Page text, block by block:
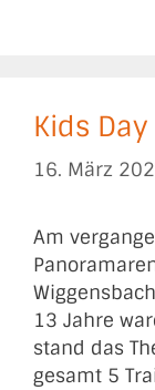
Kids Day
16. März
Am
13 Jahre
stand das
gesamt 5